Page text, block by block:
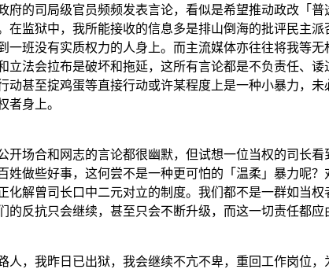
府的司局级官员频频发表言论，看似是希望推动政改「
在监狱中，我所能接收的信息多是排山倒海的批评民主
一班没有实质权力的人身上。而主流媒体亦往往将我等
立法会拉布是破坏和拖延，这所有言论都是不负责任、
动甚至掟鸡蛋等直接行动或许某程度上是一种小暴力，
者身上。
开场合和网志的言论都很幽默，但试想一位当权的司长
姓做些好事，这何尝不是一种更可怕的「温柔」暴力呢
化解曾司长口中二元对立的制度。我们都不是一群如当
反抗只会继续，甚至只会不断升级，而这一切责任都应
人，我昨日已出狱，我会继续不亢不卑，重回工作岗位，